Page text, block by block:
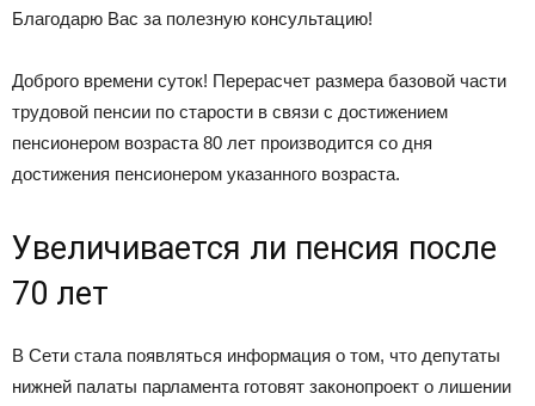
Благодарю Вас за полезную консультацию!
Доброго времени суток! Перерасчет размера базовой части
трудовой пенсии по старости в связи с достижением
пенсионером возраста 80 лет производится со дня
достижения пенсионером указанного возраста.
Увеличивается ли пенсия после
70 лет
В Сети стала появляться информация о том, что депутаты
нижней палаты парламента готовят законопроект о лишении